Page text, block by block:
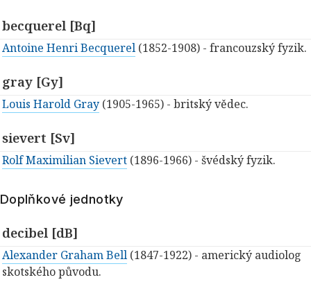
becquerel [Bq]
Antoine Henri Becquerel (1852-1908) - francouzský fyzik.
gray [Gy]
Louis Harold Gray (1905-1965) - britský vědec.
sievert [Sv]
Rolf Maximilian Sievert (1896-1966) - švédský fyzik.
Doplňkové jednotky
decibel [dB]
Alexander Graham Bell (1847-1922) - americký audiolog
skotského původu.